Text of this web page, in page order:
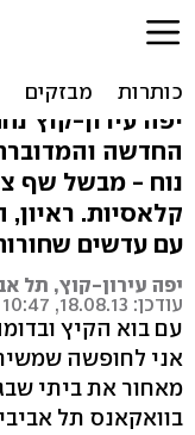
גלויה
פריזאי
יפה עירון-קוץ
החדשה
נוח - מבשל שף
קלאסיות.
עם עדשים
יפה עירון-קוץ, תל
עודכן: 18.08.13, 10:47
עם בוא הקיץ
אני לחופשה
מאחור את ביתי
בוואקאנס תל